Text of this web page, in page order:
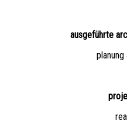
ausgeführte
planung